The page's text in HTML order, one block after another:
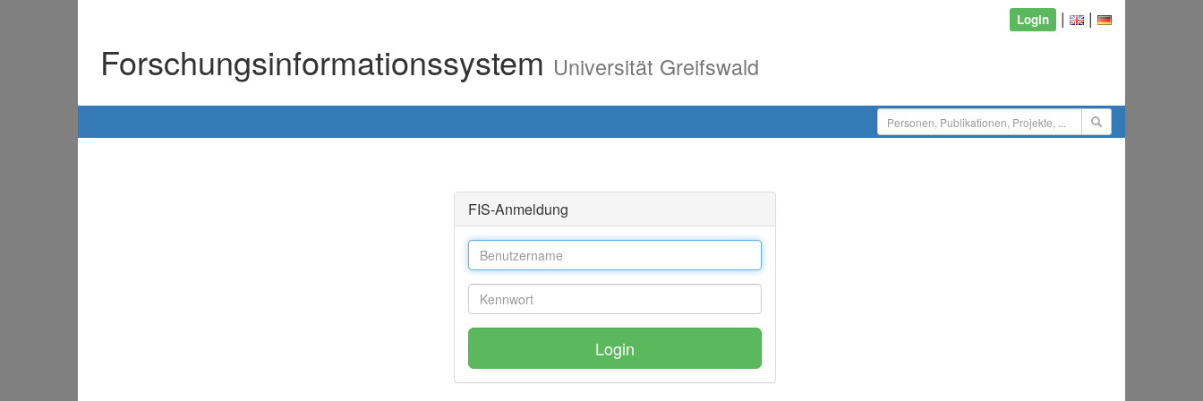
Login | |
Forschungsinformationssystem Universität Greifswald
FIS-Anmeldung